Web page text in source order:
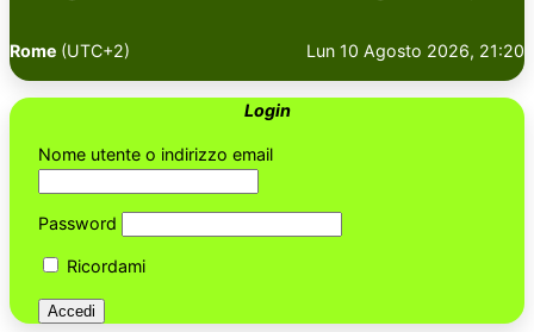
Rome (UTC+2) Lun 10 Agosto 2026, 21:20
Login
Nome utente o indirizzo email
Password
Ricordami